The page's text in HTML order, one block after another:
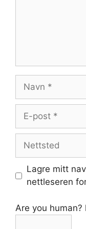
Navn
Nettsted
Lagre mitt
nettleseren
Are you human?